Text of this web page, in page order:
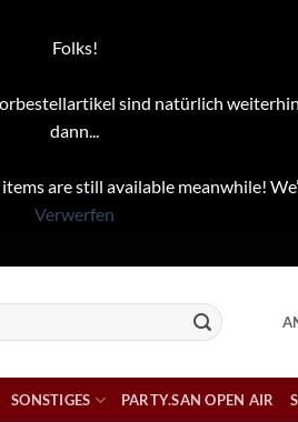
Folks!
sind natürlich
dann...
are still available meanwhile!
Verwerfen
SONSTIGES PARTY.SAN OPEN AIR